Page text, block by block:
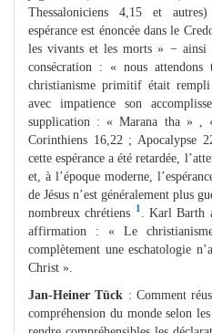
Thessaloniciens 4,15 et
espérance est énoncée dans le
les vivants et les morts » − ainsi
consécration : « nous
christianisme primitif était rempli
avec impatience son
supplication : « Marana tha » ,
Corinthiens 16,22 ; Apocalypse
cette espérance a été retardée,
et, à l’époque moderne,
de Jésus n’est généralement plus
nombreux chrétiens
1
. Karl Barth
affirmation : « Le
complètement une eschatologie
Christ ».
Jan-Heiner Tück : Comment
compréhension du monde selon